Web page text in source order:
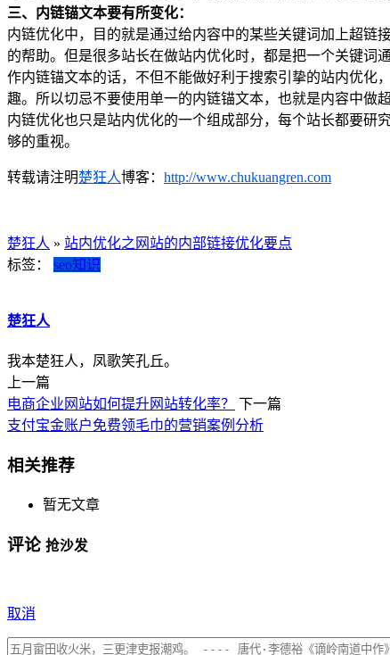
三、 内链锚文本要有所变化：
内链优化中，目的就是通过给内容中的某些关键词加上超链
的帮助。但是很多站长在做站内优化时，都是把一个关键词
作内链锚文本的话，不但不能做好利于搜索引挚的站内优化
趣。所以切忌不要使用单一的内链锚文本，也就是内容中做
内链优化也只是站内优化的一个组成部分，每个站长都要研
够的重视。
转载请注明楚狂人博客： http://www.chukuangren.com
楚狂人 » 站内优化之网站的内部链接优化要点
标签： seo知识
楚狂人
我本楚狂人，凤歌笑孔丘。
上一篇
电商企业网站如何提升网站转化率？
下一篇
支付宝金账户免费领毛巾的营销案例分析
相关推荐
暂无文章
评论 抢沙发
取消